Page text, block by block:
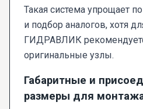
Такая система упрощает
и подбор аналогов, хотя
ГИДРАВЛИК
оригинальные узлы.
Габаритные и
размеры для